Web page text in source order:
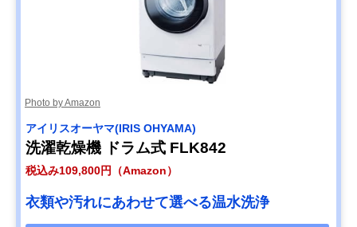
Photo by Amazon
アイリスオーヤマ(IRIS OHYAMA)
洗濯乾燥機 ドラム式 FLK842
税込み109,800円（Amazon）
衣類や汚れにあわせて選べる温水洗浄